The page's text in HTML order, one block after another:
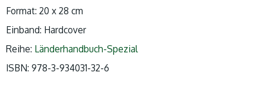
Format: 20 x 28 cm
Einband: Hardcover
Reihe: Länderhandbuch-Spezial
ISBN: 978-3-934031-32-6